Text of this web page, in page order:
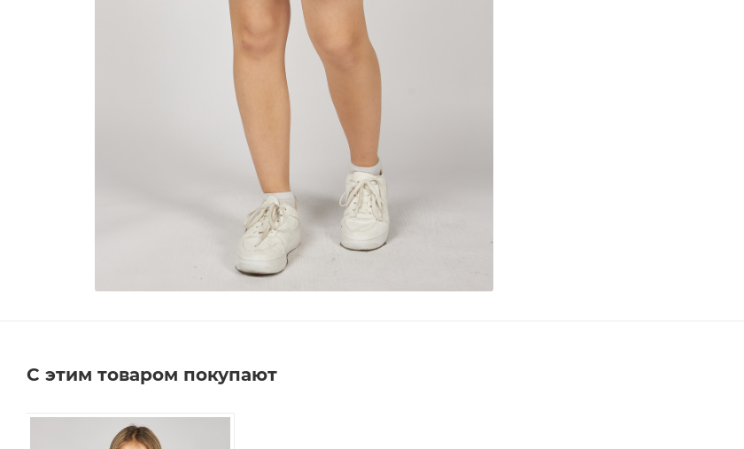
С этим товаром покупают